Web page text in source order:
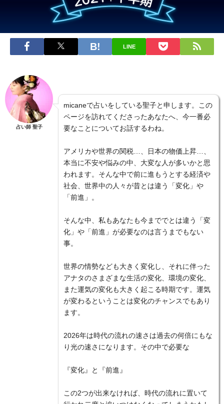
LINE
占い師 聖子
micaneで占いをしている聖子と申します。この
ページを訪れてくださったあなたへ、今一番必
要なことについてお話するわね。
アメリカや世界の関税…、日本の物価上昇…、
本当に不安や悩みの中、大変な人が多いかと思
われます。そんな中で前に進もうとする経済や
社会、世界中の人々が昔とは違う「変化」や
「前進」。
そんな中、私もあなたも今まででとは違う「変
化」や「前進」が必要なのは言うまでもない
事。
世界の情勢なども大きく変化し、それに伴った
アナタのさまざまな生活の変化、環境の変化、
また運気の変化も大きく起こる時期です。運気
が変わるということは変化のチャンスでもあり
ます。
2026年は時代の流れの速さは過去の何倍にもな
り光の速さになります。その中で必要な
『変化』と『前進』
この2つが出来なければ、時代の流れに置いて